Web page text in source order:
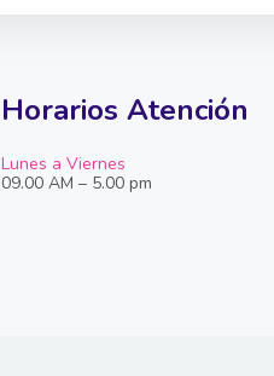
Horarios Atención
Lunes a Viernes
09.00 AM – 5.00 pm